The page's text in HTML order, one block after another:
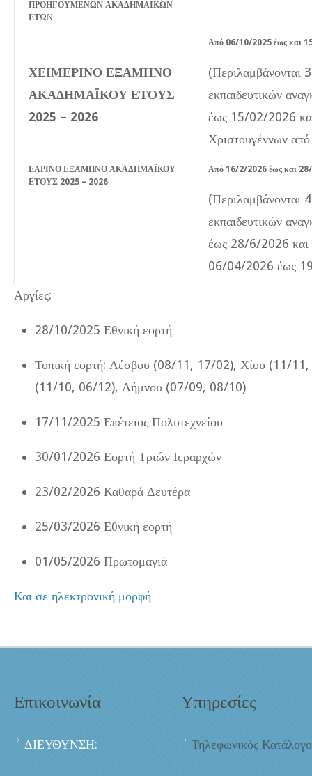
ΠΡΟΗΓΟΥΜΕΝΩΝ ΑΚΑΔΗΜΑΙΚΩΝ
ΕΤΩΝ
ΧΕΙΜΕΡΙΝΟ ΕΞΑΜΗΝΟ
ΑΚΑΔΗΜΑΪΚΟΥ ΕΤΟΥΣ
2025 – 2026
Από 06/10/2025 έως και
(Περιλαμβάνονται
εκπαιδευτικών
έως 15/02/2026
Χριστουγέννων
ΕΑΡΙΝΟ ΕΞΑΜΗΝΟ ΑΚΑΔΗΜΑΪΚΟΥ
ΕΤΟΥΣ 2025 – 2026
Από 16/2/2026 έως και
(Περιλαμβάνονται
εκπαιδευτικών
έως 28/6/2026 και
06/04/2026 έως
Αργίες:
28/10/2025 Εθνική εορτή
Τοπική εορτή: Λέσβου (08/11, 17/02), Χίου (11/
(11/10, 06/12), Λήμνου (07/09, 08/10)
17/11/2025 Επέτειος Πολυτεχνείου
30/01/2026 Εορτή Τριών Ιεραρχών
23/02/2026 Καθαρά Δευτέρα
25/03/2026 Εθνική εορτή
01/05/2026 Πρωτομαγιά
Και σε ηλεκτρονική μορφή
Επικοινωνία
ΔΙΕΥΘΥΝΣΗ:
Υπηρεσίες
Τηλεφωνικός